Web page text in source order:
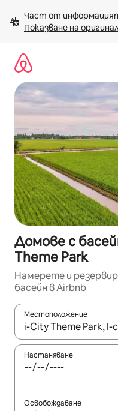
към
съдържанието
Показване на
Домове с
Theme Park
Намерете и
басейн в Airbnb
Местоположение
Когато резултатите
Настаняване
Освобождаване